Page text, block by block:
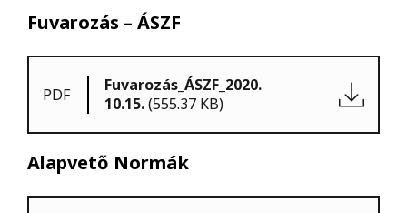
Fuvarozás – ÁSZF
PDF
Fuvarozás_ÁSZF_2020.
10.15.(555.37 KB)
Alapvető Normák